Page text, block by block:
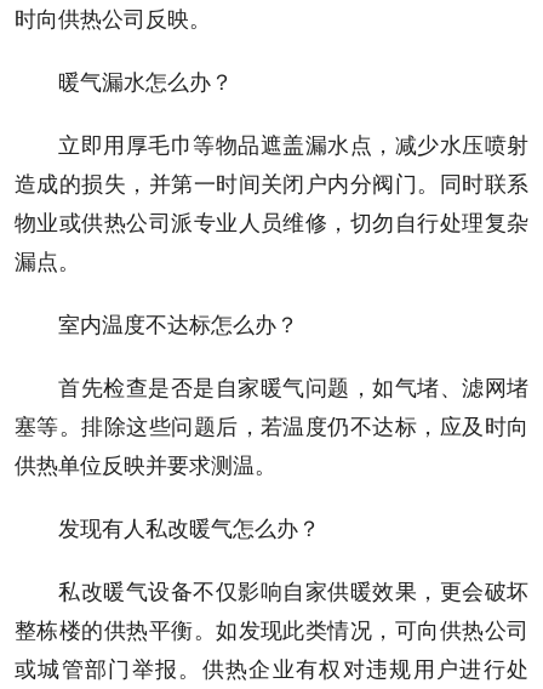
时向供热公司反映。
暖气漏水怎么办？
立即用厚毛巾等物品遮盖漏水点，减少水压喷射
造成的损失，并第一时间关闭户内分阀门。同时联系
物业或供热公司派专业人员维修，切勿自行处理复杂
漏点。
室内温度不达标怎么办？
首先检查是否是自家暖气问题，如气堵、滤网堵
塞等。排除这些问题后，若温度仍不达标，应及时向
供热单位反映并要求测温。
发现有人私改暖气怎么办？
私改暖气设备不仅影响自家供暖效果，更会破坏
整栋楼的供热平衡。如发现此类情况，可向供热公司
或城管部门举报。供热企业有权对违规用户进行处